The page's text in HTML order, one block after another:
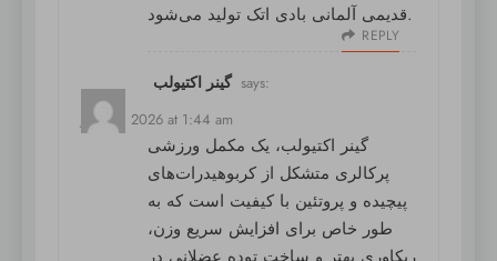
قدیمی آلمانی بادی اتک تولید می‌شود.
REPLY
گینر اکتیولب says:
July 14, 2026 at 1:44 am
گینر اکتیولب، یک مکمل ورزشی
پرکالری متشکل از کربوهیدرات‌های
پیچیده و پروتئین با کیفیت است که به
طور خاص برای افزایش سریع وزن،